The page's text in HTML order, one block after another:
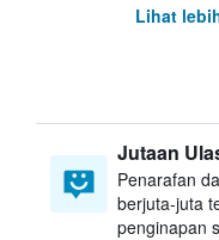
Lihat
Jutaan
Penarafan
berjuta-juta
penginapan